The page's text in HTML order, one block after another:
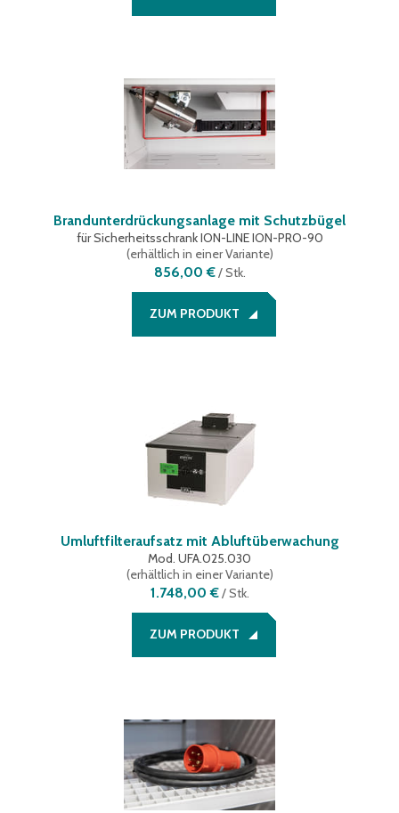
Brandunterdrückungsanlage mit Schutzbügel
für Sicherheitsschrank ION-LINE ION-PRO-90
(erhältlich in einer Variante)
856,00 €/Stk.
ZUM PRODUKT
Umluftfilteraufsatz mit Abluftüberwachung
Mod. UFA.025.030
(erhältlich in einer Variante)
1.748,00 €/Stk.
ZUM PRODUKT